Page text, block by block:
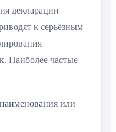
декларации
к серьёзным
Наиболее частые
или